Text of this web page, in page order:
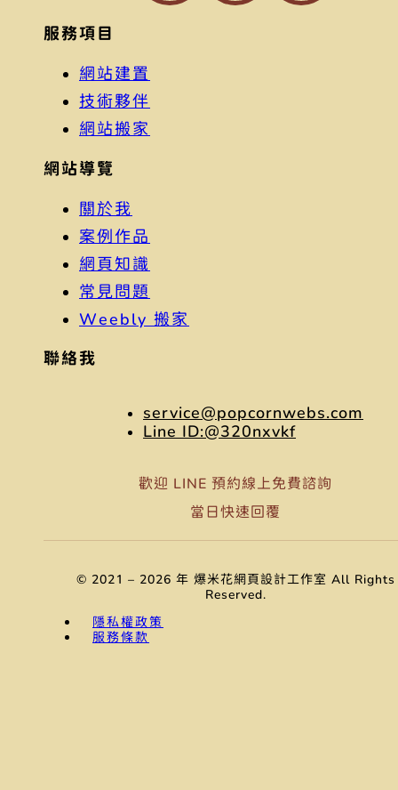
服務項目
網站建置
技術夥伴
網站搬家
網站導覽
關於我
案例作品
網頁知識
常見問題
Weebly 搬家
聯絡我
service@popcornwebs.com
Line ID:@320nxvkf
歡迎 LINE 預約線上免費諮詢
當日快速回覆
© 2021 – 2026 年 爆米花網頁設計工作室 All Rights
Reserved.
隱私權政策
服務條款